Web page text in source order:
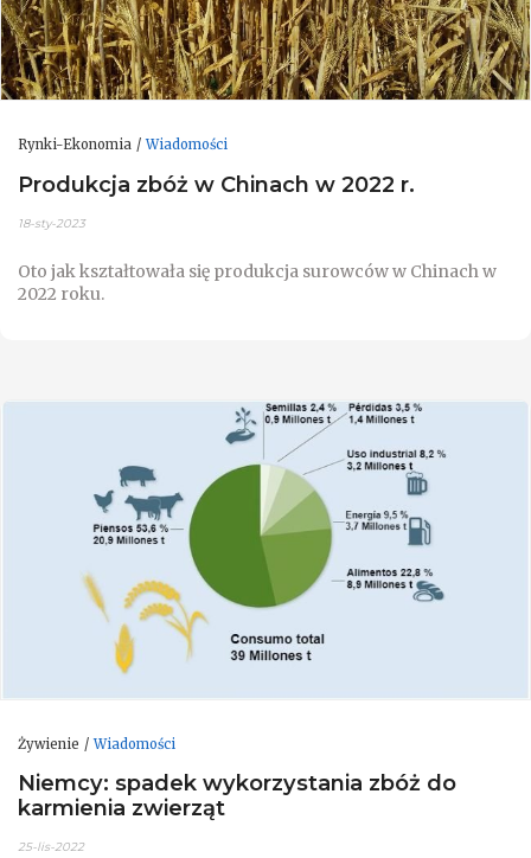
Rynki-Ekonomia Wiadomości
Produkcja zbóż w Chinach w 2022 r.
18-sty-2023
Oto jak kształtowała się produkcja surowców w Chinach w
2022 roku.
Żywienie Wiadomości
Niemcy: spadek wykorzystania zbóż do
karmienia zwierząt
25-lis-2022